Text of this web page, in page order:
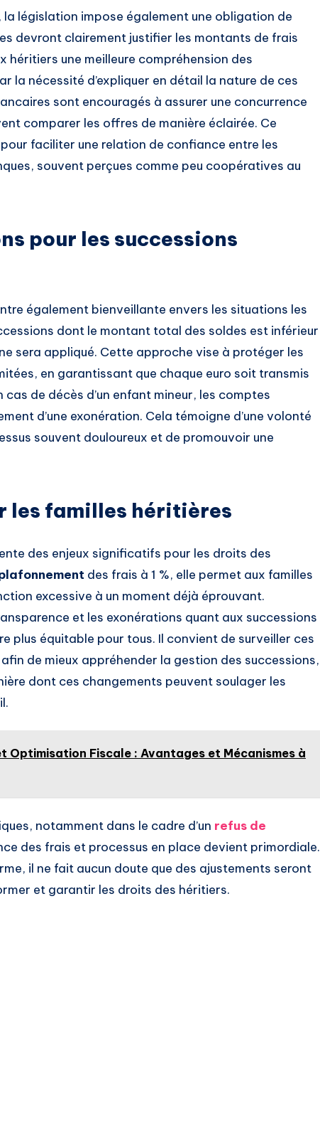
législation impose également une obligation de
devront clairement justifier les montants de frais
héritiers une meilleure compréhension des
la nécessité d’expliquer en détail la nature de ces
sont encouragés à assurer une concurrence
comparer les offres de manière éclairée. Ce
faciliter une relation de confiance entre les
souvent perçues comme peu coopératives au
pour les successions
également bienveillante envers les situations les
dont le montant total des soldes est inférieur
sera appliqué. Cette approche vise à protéger les
en garantissant que chaque euro soit transmis
de décès d’un enfant mineur, les comptes
d’une exonération. Cela témoigne d’une volonté
souvent douloureux et de promouvoir une
les familles héritières
des enjeux significatifs pour les droits des
des frais à 1 %, elle permet aux familles
excessive à un moment déjà éprouvant.
et les exonérations quant aux successions
plus équitable pour tous. Il convient de surveiller ces
de mieux appréhender la gestion des successions,
dont ces changements peuvent soulager les
Optimisation Fiscale : Avantages et Mécanismes à
notamment dans le cadre d’un refus de
des frais et processus en place devient primordiale.
il ne fait aucun doute que des ajustements seront
et garantir les droits des héritiers.